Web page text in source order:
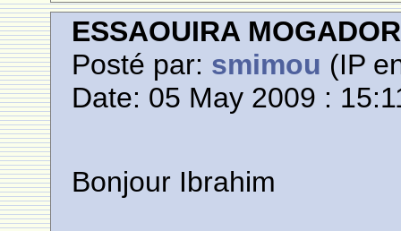
ESSAOUIRA MOGADOR
Posté par: smimou (IP
Date: 05 May 2009 :
Bonjour Ibrahim